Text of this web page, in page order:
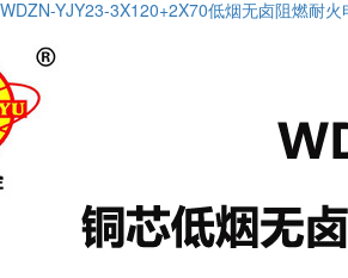
YJY23-3X120+2X70低烟无卤阻燃耐火